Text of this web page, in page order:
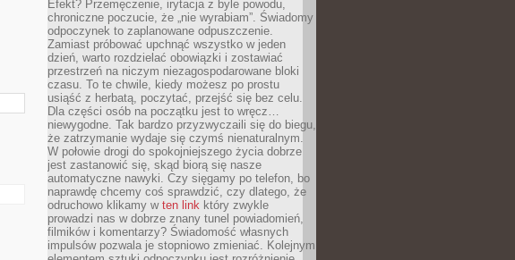
Efekt? Przemęczenie, irytacja z byle powodu,
chroniczne poczucie, że „nie wyrabiam”. Świadomy
odpoczynek to zaplanowane odpuszczenie.
Zamiast próbować upchnąć wszystko w jeden
dzień, warto rozdzielać obowiązki i zostawiać
przestrzeń na niczym niezagospodarowane bloki
czasu. To te chwile, kiedy możesz po prostu
usiąść z herbatą, poczytać, przejść się bez celu.
Dla części osób na początku jest to wręcz…
niewygodne. Tak bardzo przyzwyczaili się do biegu,
że zatrzymanie wydaje się czymś nienaturalnym.
W połowie drogi do spokojniejszego życia dobrze
jest zastanowić się, skąd biorą się nasze
automatyczne nawyki. Czy sięgamy po telefon, bo
naprawdę chcemy coś sprawdzić, czy dlatego, że
odruchowo klikamy w ten link który zwykle
prowadzi nas w dobrze znany tunel powiadomień,
filmików i komentarzy? Świadomość własnych
impulsów pozwala je stopniowo zmieniać. Kolejnym